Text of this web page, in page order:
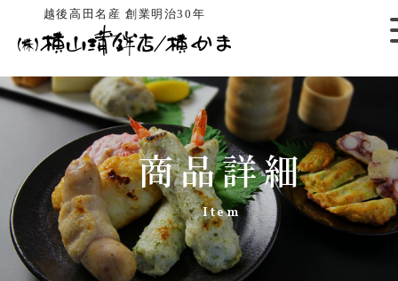
越後高田名産 創業明治30年
商品詳細
Item